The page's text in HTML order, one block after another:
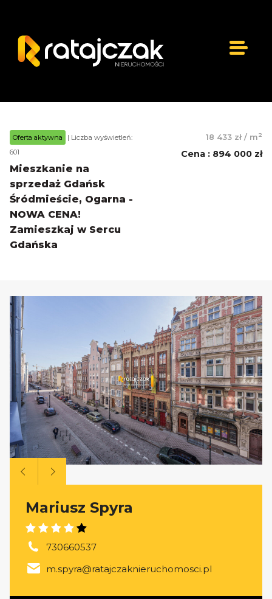
Oferta aktywna
| Liczba wyświetleń:
601
Mieszkanie na
sprzedaż Gdańsk
Śródmieście, Ogarna -
NOWA CENA!
Zamieszkaj w Sercu
Gdańska
18 433 zł / m2
Cena : 894 000 zł
Mariusz Spyra
730660537
m.spyra@ratajczaknieruchomosci.pl